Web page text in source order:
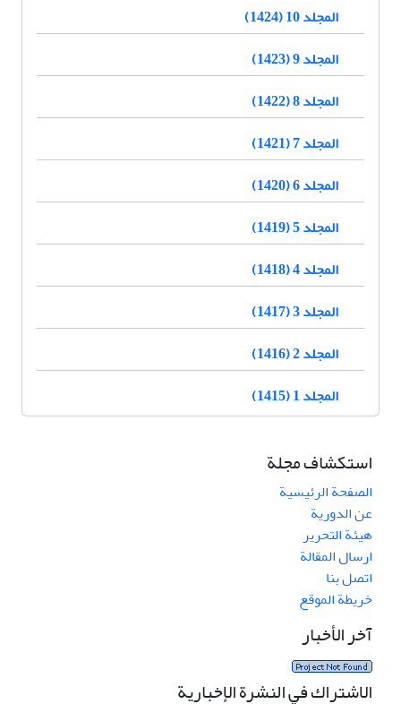
المجلد 10 (1424)
المجلد 9 (1423)
المجلد 8 (1422)
المجلد 7 (1421)
المجلد 6 (1420)
المجلد 5 (1419)
المجلد 4 (1418)
المجلد 3 (1417)
المجلد 2 (1416)
المجلد 1 (1415)
استكشاف مجلة
الصفحة الرئيسية
عن الدورية
هيئة التحرير
ارسال المقالة
اتصل بنا
خريطة الموقع
آخر الأخبار
الاشتراك في النشرة الإخبارية